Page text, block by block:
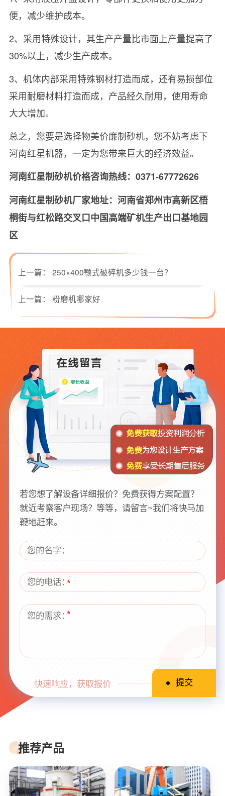
便，减少维护成本。
2、采用特殊设计，其生产产量比市面上产量提高了
30%以上，减少生产成本。
3、机体内部采用特殊钢材打造而成，还有易损部位
采用耐磨材料打造而成，产品经久耐用，使用寿命
大大增加。
总之，您要是选择物美价廉制砂机，您不妨考虑下
河南红星机器，一定为您带来巨大的经济效益。
河南红星制砂机价格咨询热线：0371-67772626
河南红星制砂机厂家地址：河南省郑州市高新区梧
桐街与红松路交叉口中国高端矿机生产出口基地园
区
上一篇： 250×400颚式破碎机多少钱一台？
上一篇： 粉磨机哪家好
若您想了解设备详细报价？免费获得方案配置？
就近考察客户现场？等等，请留言~我们将快马加
鞭地赶来。
快速响应，获取报价
推荐产品